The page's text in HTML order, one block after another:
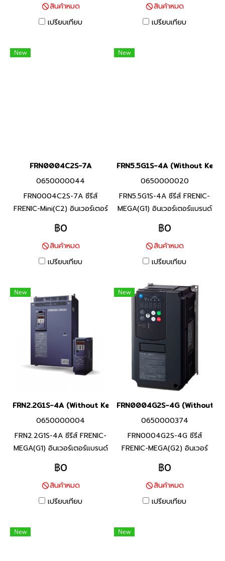
กิโลวัตต์(HHD), 5.5 กิโล
วัตต์(HND) อินเวอร์เตอร์ที่มี
ที่เหมาะสมสำหรับการใช้งานที่
สินค้าหมด
เปรียบเทียบ
สินค้าหมด
เปรียบเทียบ
New
FRN0004C2S-7A
0650000044
FRN0004C2S-7A ซีรีส์
FRENIC-Mini(C2) อินเวอร์เตอร์
แบรนด์ฟูจิ อิเลคทริค สินค้า
แบรนด์ญี่ปุ่น พิกัดกำลัง 0.4
กิโลวัตต์ FRENIC-Mini ยกระดับ
ประสิทธิภาพของเครื่องจักร และ
พัดลม / งานมอเตอร์ปั๊ม / งาน
เครื่องจักรแปรรูปอาหาร) ช่วย
ประหยัดการใช้พลังงาน ลด
แรงงาน และลดต้นทุน ตาม
ความต้องการในการใช้งาน
฿0
สินค้าหมด
เปรียบเทียบ
New
FRN5.5G1S-4A (Without
0650000020
FRN5.5G1S-4A ซีรีส์ FRENIC-
MEGA(G1) อินเวอร์เตอร์แบรนด์
ฟูจิ อิเลคทริค สินค้าแบรนด์
ญี่ปุ่น พิกัดกำลัง 5.5 กิโลวัตต์
อินเวอร์เตอร์หลากหลายฟังก์ชัน
ที่มีประสิทธิภาพสูง ที่ได้พัฒนา
ที่สุด ด้วยความยืดหยุ่นในการใช้
งาน และฟังก์ชันสำหรับรองรับ
การใช้งานที่หลากหลาย
฿0
สินค้าหมด
เปรียบเทียบ
New
FRN2.2G1S-4A (Without Keypad)
0650000004
FRN2.2G1S-4A ซีรีส์ FRENIC-
MEGA(G1) อินเวอร์เตอร์แบรนด์
ฟูจิ อิเลคทริค สินค้าแบรนด์
ญี่ปุ่น พิกัดกำลัง 2.2 กิโลวัตต์
อินเวอร์เตอร์หลากหลายฟังก์ชัน
ที่มีประสิทธิภาพสูง ที่ได้พัฒนา
งาน และฟังก์ชันสำหรับรองรับ
฿0
สินค้าหมด
เปรียบเทียบ
New
FRN0004G2S-4G (Without
0650000374
FRN0004G2S-4G ซีรีส์
FRENIC-MEGA(G2) อินเวอร์
เตอร์แบรนด์ฟูจิ อิเลคทริค สินค้า
แบรนด์ญี่ปุ่น พิกัดกำลัง 1.5
กิโลวัตต์ อินเวอร์เตอร์หลาก
หลายฟังก์ชันที่มีประสิทธิภาพสูง
ยืดหยุ่นในการใช้งาน และฟังก์ชัน
฿0
สินค้าหมด
เปรียบเทียบ
New New